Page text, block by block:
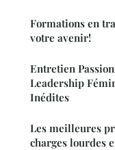
Formations en
votre avenir!
Entretien
Leadership
Inédites
Les meilleures
charges lourdes